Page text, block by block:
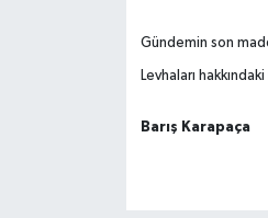
Gündemin son
Levhaları
Barış Karapaça